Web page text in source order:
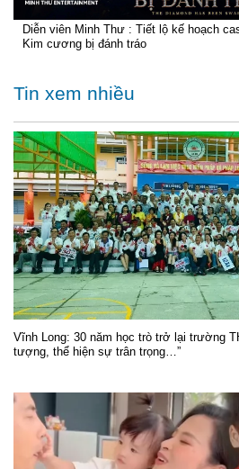
Diễn viên Minh Thư : Tiết lộ kế hoạch
Kim cương bị đánh tráo
Tin xem nhiều
Vĩnh Long: 30 năm học trò trở lại trường
tượng, thể hiện sự trân trọng…”